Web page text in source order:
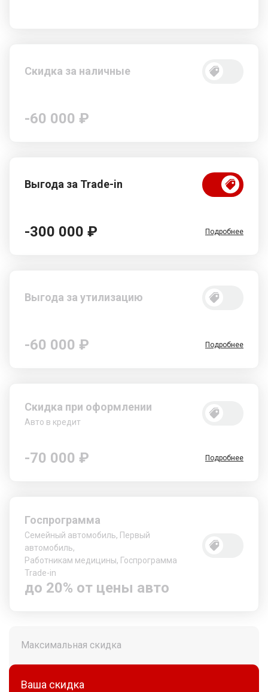
Скидка за наличные
-60 000 ₽
Выгода за Trade-in
-300 000 ₽ Подробнее
Выгода за утилизацию
-60 000 ₽ Подробнее
Скидка при оформлении
Авто в кредит
-70 000 ₽ Подробнее
Госпрограмма
Семейный автомобиль, Первый
автомобиль,
Работникам медицины, Госпрограмма
Trade-in
до 20% от цены авто
Максимальная скидка
Ваша скидка